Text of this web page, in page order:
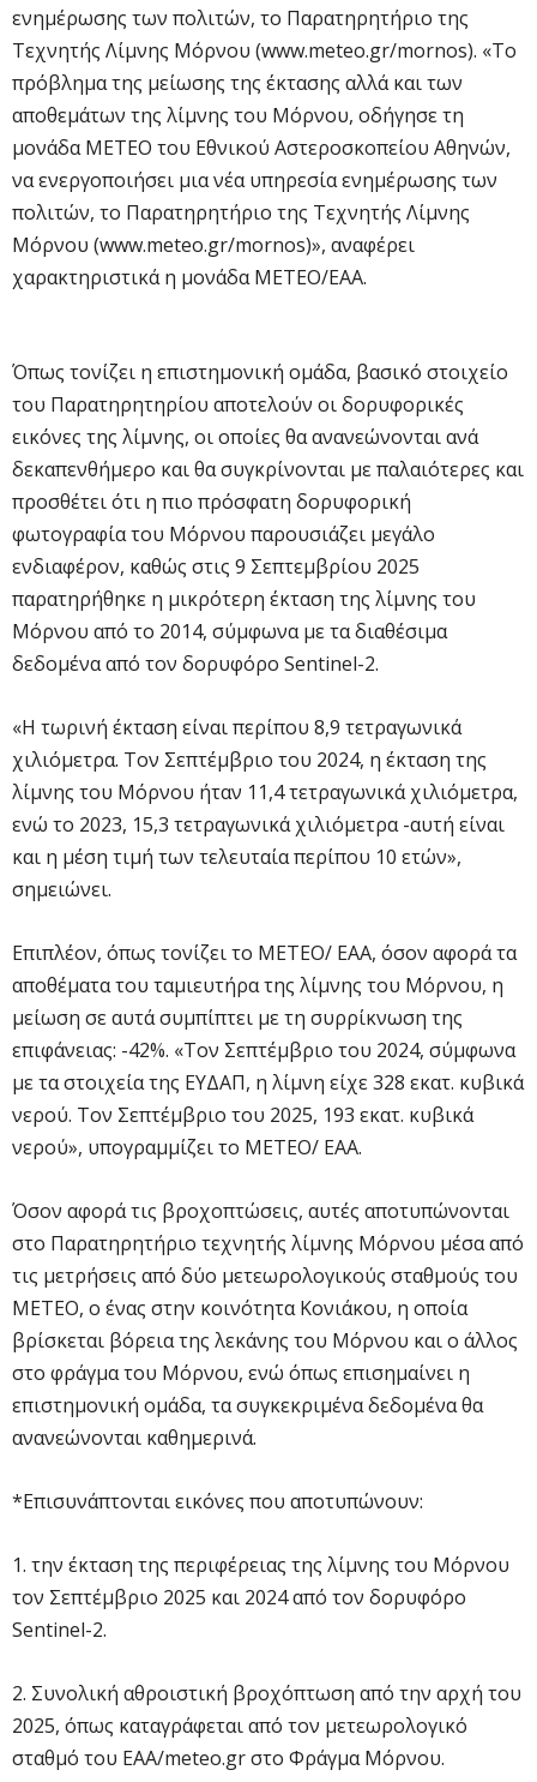
ενημέρωσης των πολιτών, το Παρατηρητήριο της
Τεχνητής Λίμνης Μόρνου (www.meteo.gr/mornos). «Το
πρόβλημα της μείωσης της έκτασης αλλά και των
αποθεμάτων της λίμνης του Μόρνου, οδήγησε τη
μονάδα ΜΕΤΕΟ του Εθνικού Αστεροσκοπείου Αθηνών,
να ενεργοποιήσει μια νέα υπηρεσία ενημέρωσης των
πολιτών, το Παρατηρητήριο της Τεχνητής Λίμνης
Μόρνου (www.meteo.gr/mornos)», αναφέρει
χαρακτηριστικά η μονάδα METEO/ΕΑΑ.
Όπως τονίζει η επιστημονική ομάδα, βασικό στοιχείο
του Παρατηρητηρίου αποτελούν οι δορυφορικές
εικόνες της λίμνης, οι οποίες θα ανανεώνονται ανά
δεκαπενθήμερο και θα συγκρίνονται με παλαιότερες και
προσθέτει ότι η πιο πρόσφατη δορυφορική
φωτογραφία του Μόρνου παρουσιάζει μεγάλο
ενδιαφέρον, καθώς στις 9 Σεπτεμβρίου 2025
παρατηρήθηκε η μικρότερη έκταση της λίμνης του
Μόρνου από το 2014, σύμφωνα με τα διαθέσιμα
δεδομένα από τον δορυφόρο Sentinel-2.
«Η τωρινή έκταση είναι περίπου 8,9 τετραγωνικά
χιλιόμετρα. Τον Σεπτέμβριο του 2024, η έκταση της
λίμνης του Μόρνου ήταν 11,4 τετραγωνικά χιλιόμετρα,
ενώ το 2023, 15,3 τετραγωνικά χιλιόμετρα -αυτή είναι
και η μέση τιμή των τελευταία περίπου 10 ετών»,
σημειώνει.
Επιπλέον, όπως τονίζει το ΜΕΤΕΟ/ ΕΑΑ, όσον αφορά τα
αποθέματα του ταμιευτήρα της λίμνης του Μόρνου, η
μείωση σε αυτά συμπίπτει με τη συρρίκνωση της
επιφάνειας: -42%. «Τον Σεπτέμβριο του 2024, σύμφωνα
με τα στοιχεία της ΕΥΔΑΠ, η λίμνη είχε 328 εκατ. κυβικά
νερού. Τον Σεπτέμβριο του 2025, 193 εκατ. κυβικά
νερού», υπογραμμίζει το ΜΕΤΕΟ/ ΕΑΑ.
Όσον αφορά τις βροχοπτώσεις, αυτές αποτυπώνονται
στο Παρατηρητήριο τεχνητής λίμνης Μόρνου μέσα από
τις μετρήσεις από δύο μετεωρολογικούς σταθμούς του
ΜΕΤΕΟ, ο ένας στην κοινότητα Κoνιάκου, η οποία
βρίσκεται βόρεια της λεκάνης του Μόρνου και ο άλλος
στο φράγμα του Μόρνου, ενώ όπως επισημαίνει η
επιστημονική ομάδα, τα συγκεκριμένα δεδομένα θα
ανανεώνονται καθημερινά.
*Επισυνάπτονται εικόνες που αποτυπώνουν:
1. την έκταση της περιφέρειας της λίμνης του Μόρνου
τον Σεπτέμβριο 2025 και 2024 από τον δορυφόρο
Sentinel-2.
2. Συνολική αθροιστική βροχόπτωση από την αρχή του
2025, όπως καταγράφεται από τον μετεωρολογικό
σταθμό του ΕΑΑ/meteo.gr στο Φράγμα Μόρνου.